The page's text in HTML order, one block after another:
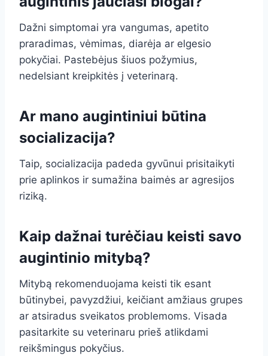
Dažni simptomai yra vangumas, apetito
praradimas, vėmimas, diarėja ar elgesio
pokyčiai. Pastebėjus šiuos požymius,
nedelsiant kreipkitės į veterinarą.
Ar mano augintiniui būtina
socializacija?
Taip, socializacija padeda gyvūnui prisitaikyti
prie aplinkos ir sumažina baimės ar agresijos
riziką.
Kaip dažnai turėčiau keisti savo
augintinio mitybą?
Mitybą rekomenduojama keisti tik esant
būtinybei, pavyzdžiui, keičiant amžiaus grupes
ar atsiradus sveikatos problemoms. Visada
pasitarkite su veterinaru prieš atlikdami
reikšmingus pokyčius.